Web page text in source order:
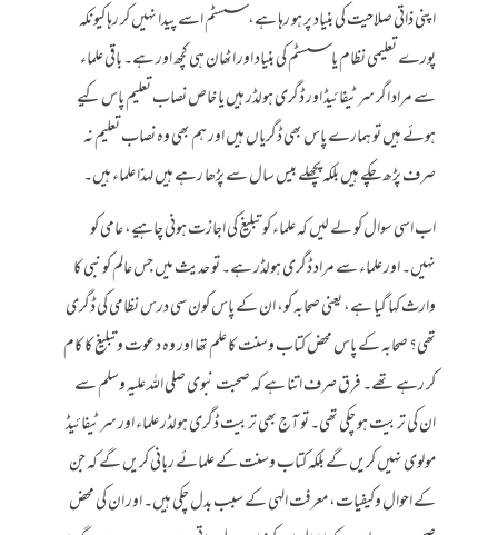
اپنی ذاتی صلاحیت کی بنیاد پر ہو رہا ہے، سسٹم اسے پیدا نہیں کر رہا کیونکہ
پورے تعلیمی نظام یا سسٹم کی بنیاد اور اٹھان ہی کچھ اور ہے۔ باقی علماء
سے مراد اگر سرٹیفائیڈ اور ڈگری ہولڈر ہیں یا خاص نصاب تعلیم پاس کیے
ہوئے ہیں تو ہمارے پاس بھی ڈگریاں ہیں اور ہم بھی وہ نصاب تعلیم نہ
صرف پڑھ چکے ہیں بلکہ پچھلے بیس سال سے پڑھا رہے ہیں لہذا علماء ہیں۔
اب اسی سوال کو لے لیں کہ علماء کو تبلیغ کی اجازت ہونی چاہیے، عامی کو
نہیں۔ اور علماء سے مراد ڈگری ہولڈر ہے۔ تو حدیث میں جس عالم کو نبی کا
وارث کہا گیا ہے، یعنی صحابہ کو، ان کے پاس کون سی درس نظامی کی ڈگری
تھی؟ صحابہ کے پاس محض کتاب وسنت کا علم تھا اور وہ دعوت وتبلیغ کا کام
کر رہے تھے۔ فرق صرف اتنا ہے کہ صحبت نبوی صلی اللہ علیہ وسلم سے
ان کی تربیت ہو چکی تھی۔ تو آج بھی تربیت ڈگری ہولڈر علماء اور سرٹیفائیڈ
مولوی نہیں کریں گے بلکہ کتاب وسنت کے علمائے ربانی کریں گے کہ جن
کے احوال وکیفیات، معرفت الہی کے سبب بدل چکی ہیں۔ اور ان کی محض